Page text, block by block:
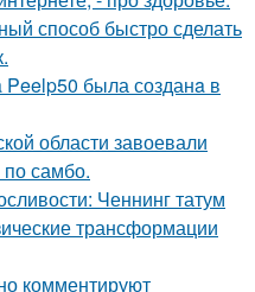
способ быстро сделать
была созданa в
области завоевали
самбо.
Ченнинг татум
трансформации
комментируют